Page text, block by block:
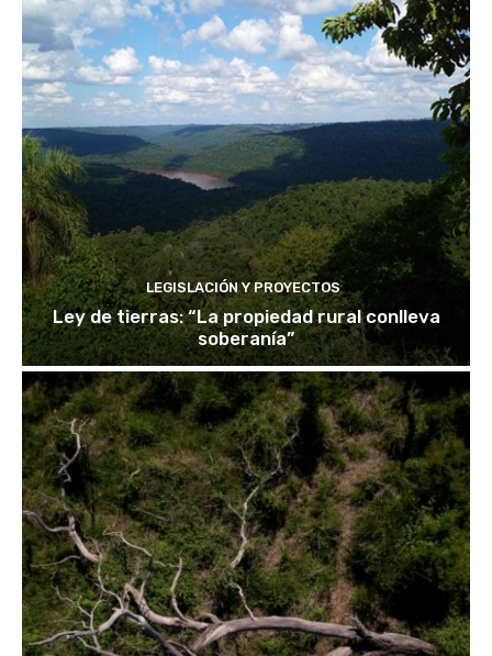
LEGISLACIÓN Y PROYECTOS
Ley de tierras: “La propiedad rural conlleva
soberanía”